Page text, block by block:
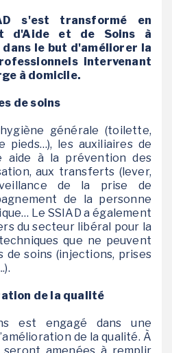
s'est transformé en
d'Aide et de Soins à
dans le but d'améliorer la
intervenant
à domicile.
de soins
générale (toilette,
pieds…), les auxiliaires de
aide à la prévention des
aux transferts (lever,
de la prise de
de la personne
Le SSIAD a également
du secteur libéral pour la
que ne peuvent
de soins (injections, prises
de la qualité
est engagé dans une
de la qualité. À